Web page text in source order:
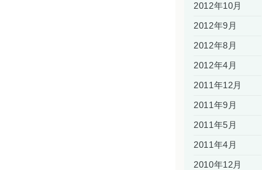
2012年10月
2012年9月
2012年8月
2012年4月
2011年12月
2011年9月
2011年5月
2011年4月
2010年12月